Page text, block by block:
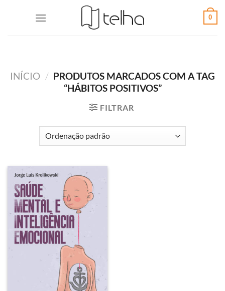
0
INÍCIO / PRODUTOS MARCADOS COM A TAG
“HÁBITOS POSITIVOS”
FILTRAR